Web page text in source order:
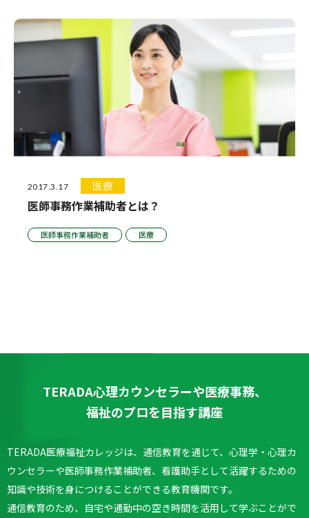
2017.3.17 医療
医師事務作業補助者とは？
医師事務作業補助者 医療
TERADA心理カウンセラーや医療事務、
福祉のプロを目指す講座
TERADA医療福祉カレッジは、通信教育を通じて、心理学・心理カ
ウンセラーや医師事務作業補助者、看護助手として活躍するための
知識や技術を身につけることができる教育機関です。
通信教育のため、自宅や通勤中の空き時間を活用して学ぶことがで